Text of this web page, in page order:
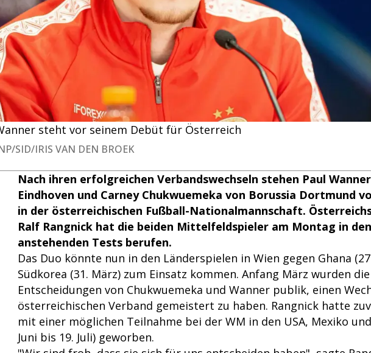
steht vor seinem Debüt für Österreich
SID/IRIS VAN DEN BROEK
Nach ihren erfolgreichen Verbandswechseln stehen Paul
Eindhoven und Carney Chukwuemeka von Borussia Dortmund
in der österreichischen Fußball-Nationalmannschaft.
Ralf Rangnick hat die beiden Mittelfeldspieler am Montag in
anstehenden Tests berufen.
Das Duo könnte nun in den Länderspielen in Wien gegen Ghana
Südkorea (31. März) zum Einsatz kommen. Anfang März wurden
Entscheidungen von Chukwuemeka und Wanner publik, einen
österreichischen Verband gemeistert zu haben. Rangnick hatte
mit einer möglichen Teilnahme bei der WM in den USA, Mexiko
Juni bis 19. Juli) geworben.